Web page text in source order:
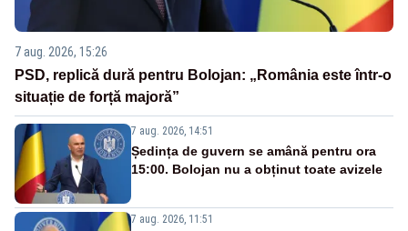
7 aug. 2026, 15:26
PSD, replică dură pentru Bolojan: „România este într-o
situație de forță majoră”
7 aug. 2026, 14:51
Ședința de guvern se amână pentru ora
15:00. Bolojan nu a obținut toate avizele
7 aug. 2026, 11:51